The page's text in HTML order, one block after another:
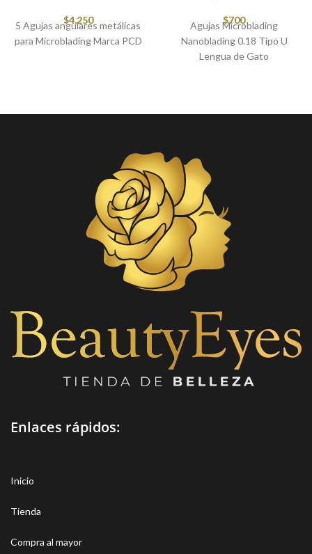
$4,250
5 Agujas angulares metálicas
para Microblading Marca PCD
$700
Agujas Microblading
Nanoblading 0.18 Tipo U
Lengua de Gato
Enlaces rápidos:
Inicio
Tienda
Compra al mayor